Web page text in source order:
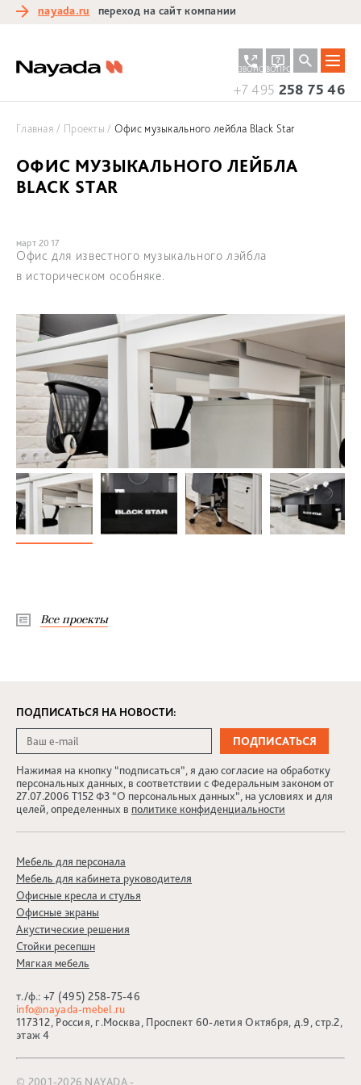
nayada.ru переход на сайт компании
ЗАКАЗАТЬ
ЗВОНОК
ЗАДАТЬ
ВОПРОС
+7 495 258 75 46
Главная Проекты Офис музыкального лейбла Black Star
ОФИС МУЗЫКАЛЬНОГО ЛЕЙБЛА
BLACK STAR
март 2017
Офис для известного музыкального лэйбла
в историческом особняке.
Все проекты
ПОДПИСАТЬСЯ НА НОВОСТИ:
Нажимая на кнопку “подписаться”, я даю согласие на обработку
персональных данных, в соответствии с Федеральным законом от
27.07.2006 Т152 ФЗ “О персональных данных”, на условиях и для
целей, определенных в политике конфиденциальности
Мебель для персонала
Мебель для кабинета руководителя
Офисные кресла и стулья
Офисные экраны
Акустические решения
Стойки ресепшн
Мягкая мебель
т./ф.: +7 (495) 258-75-46
info@nayada-mebel.ru
117312, Россия, г.Москва, Проспект 60-летия Октября, д.9, стр.2,
этаж 4
© 2001-2026 NAYADA -